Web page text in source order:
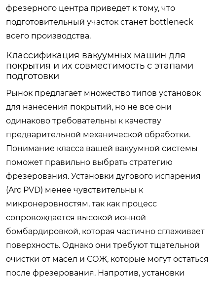
фрезерного центра приведет к тому, что
подготовительный участок станет bottleneck
всего производства.
Классификация вакуумных машин для
покрытия и их совместимость с этапами
подготовки
Рынок предлагает множество типов установок
для нанесения покрытий, но не все они
одинаково требовательны к качеству
предварительной механической обработки.
Понимание класса вашей вакуумной системы
поможет правильно выбрать стратегию
фрезерования. Установки дугового испарения
(Arc PVD) менее чувствительны к
микронеровностям, так как процесс
сопровождается высокой ионной
бомбардировкой, которая частично сглаживает
поверхность. Однако они требуют тщательной
очистки от масел и СОЖ, которые могут остаться
после фрезерования. Напротив, установки